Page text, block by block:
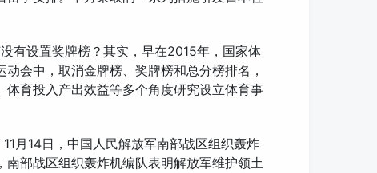
有设置奖牌榜？其实，早在2015年，国家体
会中，取消金牌榜、奖牌榜和总分榜排名，
育投入产出效益等多个角度研究设立体育事
月14日，中国人民解放军南部战区组织轰炸
部战区组织轰炸机编队表明解放军维护领土